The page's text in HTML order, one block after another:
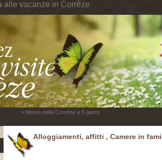
alle vacanze in Corrèze
> Meteo della Corrèze a 5 giorni
Alloggiamenti, affitti , Camere in